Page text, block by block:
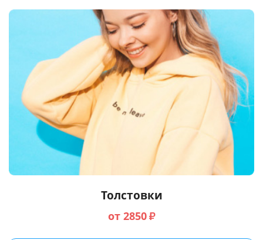
Толстовки
от 2850₽